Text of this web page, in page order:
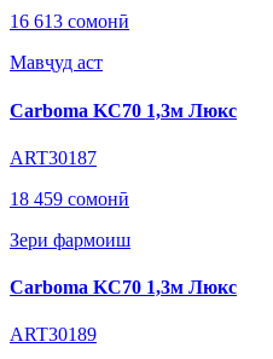
16 613 сомонӣ
Мавҷуд аст
Carboma KC70 1,3м Люкс
ART30187
18 459 сомонӣ
Зери фармоиш
Carboma KC70 1,3м Люкс
ART30189